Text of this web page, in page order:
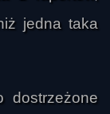
jedna taka
dostrzeżone